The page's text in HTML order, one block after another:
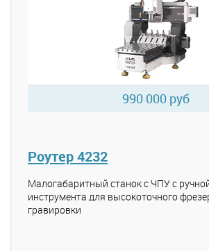
990 000 руб
Роутер 4232
Малогабаритный станок с ЧПУ с
инструмента для высокоточного
гравировки